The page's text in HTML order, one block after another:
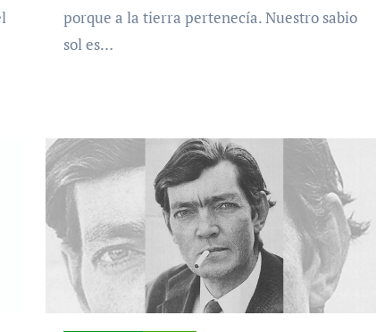
porque a la tierra pertenecía. Nuestro sabio
sol es…